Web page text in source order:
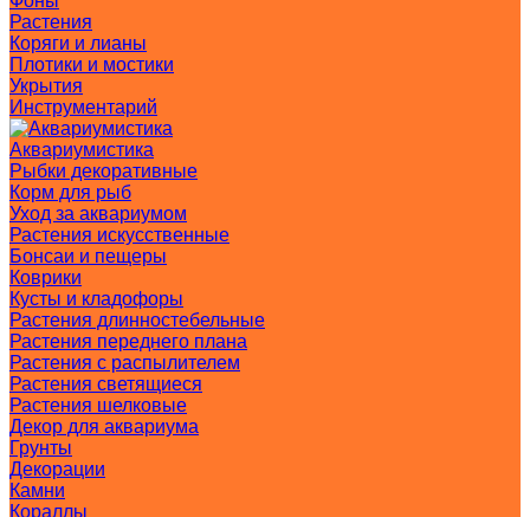
Растения
Коряги и лианы
Плотики и мостики
Укрытия
Инструментарий
Аквариумистика
Рыбки декоративные
Корм для рыб
Уход за аквариумом
Растения искусственные
Бонсаи и пещеры
Коврики
Кусты и кладофоры
Растения длинностебельные
Растения переднего плана
Растения с распылителем
Растения светящиеся
Растения шелковые
Декор для аквариума
Грунты
Декорации
Камни
Кораллы